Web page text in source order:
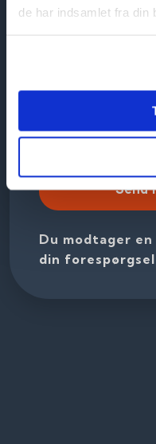
de har indsamlet fra din
Du modtager
din